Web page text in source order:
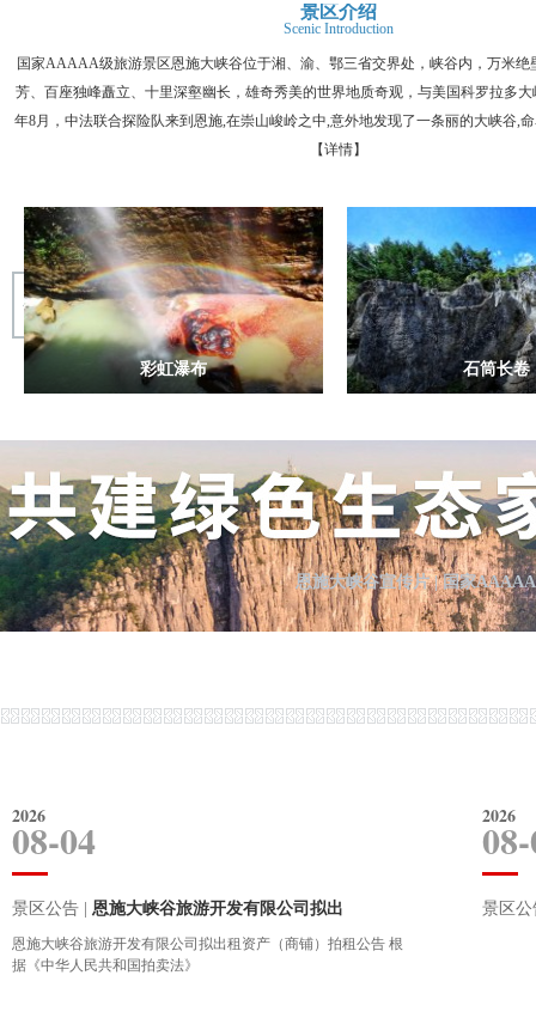
景区介绍
Scenic Introduction
国家AAAAA级旅游景区恩施大峡谷位于湘、渝、鄂三省交界处，峡谷内，万米绝
芳、百座独峰矗立、十里深壑幽长，雄奇秀美的世界地质奇观，与美国科罗拉多大
年8月，中法联合探险队来到恩施,在崇山峻岭之中,意外地发现了一条丽的大峡谷,
【详情】
彩虹瀑布
彩虹瀑布
崖壁上灰黑色三块巨型为瀑布数万年形成的
钙华体，该瀑布是地缝中众多瀑布中第一个
被阳光照射到的，每当...
石筒长卷
石筒长
未发明纸张以前汉人记录
家族则把文字刻存在平整
简，面前的层层叠
大楼门峰丛
大楼门峰丛
十座石灰岩石峰石柱，嶙...
小楼门峰
小楼门峰
褶束(Ⅲ级)，
为三叠系灰岩中发育的巨型柱状岩体群，兀
不同于峰林及石林，而...
五彩黄龙
高60余米，顺一似教堂大
清澈且在太阳下
恩施大峡谷宣传片 | 国家
2026
08-04
景区公告 | 恩施大峡谷旅游开发有限公司拟出
恩施大峡谷旅游开发有限公司拟出租资产（商铺）拍租公告 根
据《中华人民共和国拍卖法》
2026
景区